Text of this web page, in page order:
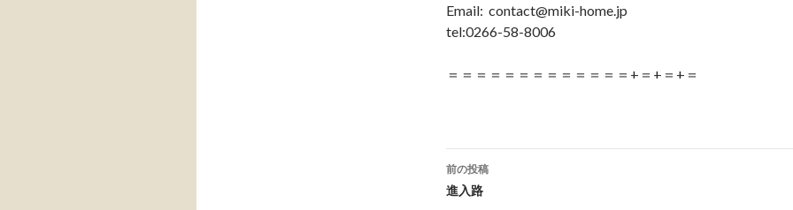
Email: contact@miki-home.jp
tel:0266-58-8006
＝＝＝＝＝＝＝＝＝＝＝＝＝+＝+＝+＝
投稿ナビゲーション
前の投稿
進入路